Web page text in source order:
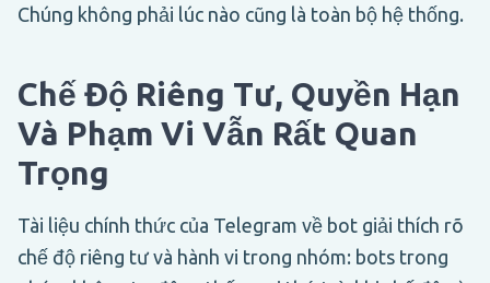
Chúng không phải lúc nào cũng là toàn bộ hệ thống.
Chế Độ Riêng Tư, Quyền Hạn
Và Phạm Vi Vẫn Rất Quan
Trọng
Tài liệu chính thức của Telegram về bot giải thích rõ
chế độ riêng tư và hành vi trong nhóm: bots trong